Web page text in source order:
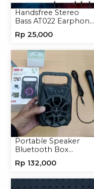
Handsfree Stereo
Bass AT022 Earphone
Rp 25,000
Portable Speaker
Bluetooth Box
Portable Wireless
Rp 132,000